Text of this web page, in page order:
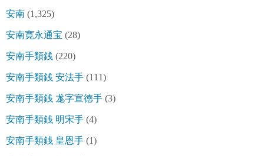
安南 (1,325)
安南寛永通宝 (28)
安南手類銭 (220)
安南手類銭 安法手 (111)
安南手類銭 尨字宣徳手 (3)
安南手類銭 明宋手 (4)
安南手類銭 皇恩手 (1)